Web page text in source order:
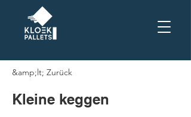
&amp;lt; Zurück
Kleine keggen